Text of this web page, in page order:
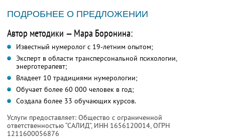
ПОДРОБНЕЕ О ПРЕДЛОЖЕНИИ
Автор методики — Мара Боронина:
Известный нумеролог с 19-летним опытом;
Эксперт в области трансперсональной психологии,
энерготерапевт;
Владеет 10 традициями нумерологии;
Обучает более 60 000 человек в год;
Создала более 33 обучающих курсов.
Услуги предоставляет: Общество с ограниченной
ответственностью “САЛИД”, ИНН 1656120014, ОГРН
1211600056876